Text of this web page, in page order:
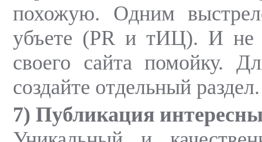
похожую. Одним
убъете (PR и тИЦ). И не
своего сайта помойку.
создайте отдельный раздел.
7) Публикация